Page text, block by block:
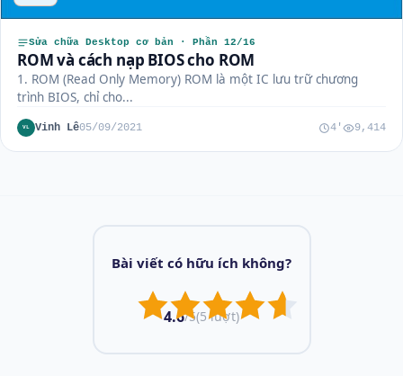
Sửa chữa Desktop cơ bản · Phần 12/16
ROM và cách nạp BIOS cho ROM
1. ROM (Read Only Memory) ROM là một IC lưu trữ chương
trình BIOS, chỉ cho...
VL Vinh Lê05/09/2021 4' 9,414
Bài viết có hữu ích không?
4.6/5(5 lượt)